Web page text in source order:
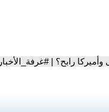
رابح؟ | #غرفة_الأخبار